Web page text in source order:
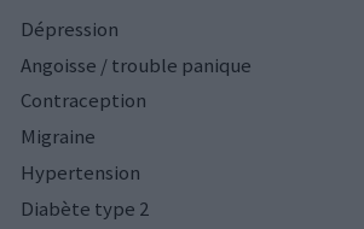
Dépression
Angoisse / trouble panique
Contraception
Migraine
Hypertension
Diabète type 2